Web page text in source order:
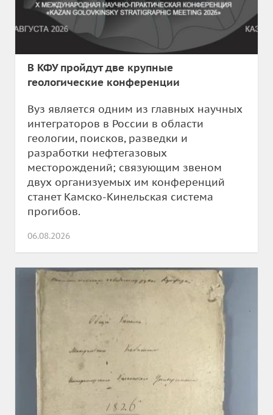
В КФУ пройдут две крупные
геологические конференции
Вуз является одним из главных научных
интеграторов в России в области
геологии, поисков, разведки и
разработки нефтегазовых
месторождений; связующим звеном
двух организуемых им конференций
станет Камско-Кинельская система
прогибов.
06.08.2026